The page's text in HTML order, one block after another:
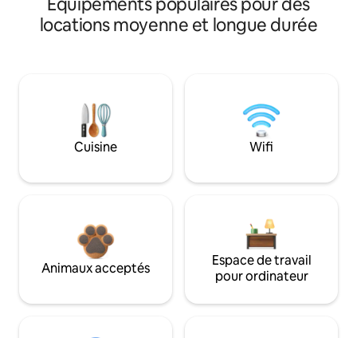
locations moyenne et longue durée
Cuisine Wifi
Animaux acceptés
Espace de travail
pour ordinateur